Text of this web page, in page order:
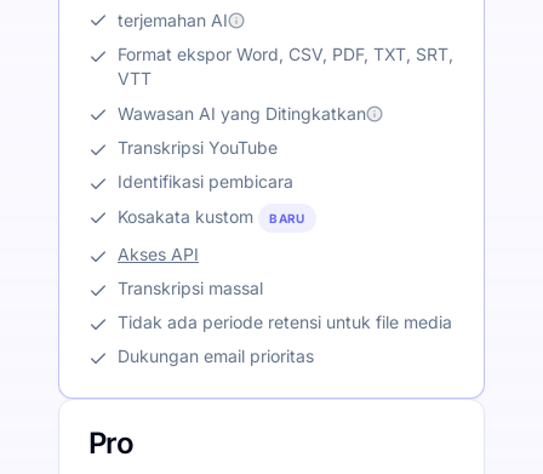
terjemahan AI
Format ekspor Word, CSV, PDF, TXT, SRT,
VTT
Wawasan AI yang Ditingkatkan
Transkripsi YouTube
Identifikasi pembicara
Kosakata kustom
BARU
Akses API
Transkripsi massal
Tidak ada periode retensi untuk file media
Dukungan email prioritas
Pro